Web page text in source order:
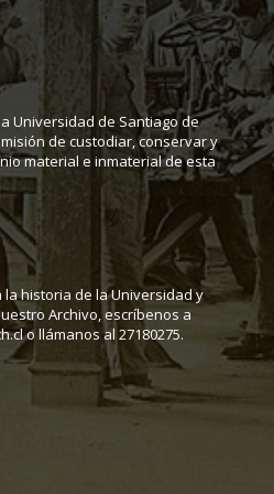
Universidad de Santiago de
de custodiar, conservar y
material e inmaterial de esta
la historia de la Universidad y
Archivo, escríbenos a
o llámanos al 27180275.